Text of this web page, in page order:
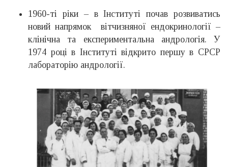
1960-ті ріки – в Інституті почав розвиватись
новий напрямок вітчизняної ендокринології –
клінічна та експериментальна андрологія. У
1974 році в Інституті відкрито першу в СРСР
лабораторію андрології.